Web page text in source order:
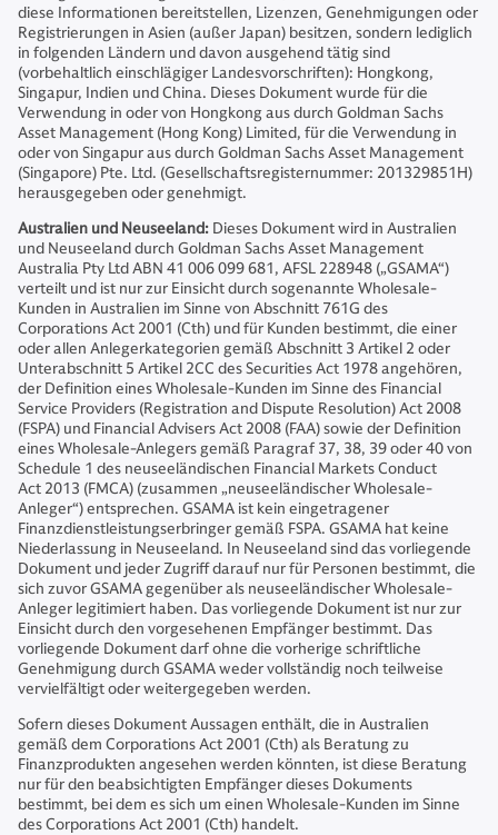
diese Informationen bereitstellen, Lizenzen, Genehmigungen oder
Registrierungen in Asien (außer Japan) besitzen, sondern lediglich
in folgenden Ländern und davon ausgehend tätig sind
(vorbehaltlich einschlägiger Landesvorschriften): Hongkong,
Singapur, Indien und China. Dieses Dokument wurde für die
Verwendung in oder von Hongkong aus durch Goldman Sachs
Asset Management (Hong Kong) Limited, für die Verwendung in
oder von Singapur aus durch Goldman Sachs Asset Management
(Singapore) Pte. Ltd. (Gesellschaftsregisternummer: 201329851H)
herausgegeben oder genehmigt.
Australien und Neuseeland: Dieses Dokument wird in Australien
und Neuseeland durch Goldman Sachs Asset Management
Australia Pty Ltd ABN 41 006 099 681, AFSL 228948 („GSAMA“)
verteilt und ist nur zur Einsicht durch sogenannte Wholesale-
Kunden in Australien im Sinne von Abschnitt 761G des
Corporations Act 2001 (Cth) und für Kunden bestimmt, die einer
oder allen Anlegerkategorien gemäß Abschnitt 3 Artikel 2 oder
Unterabschnitt 5 Artikel 2CC des Securities Act 1978 angehören,
der Definition eines Wholesale-Kunden im Sinne des Financial
Service Providers (Registration and Dispute Resolution) Act 2008
(FSPA) und Financial Advisers Act 2008 (FAA) sowie der Definition
eines Wholesale-Anlegers gemäß Paragraf 37, 38, 39 oder 40 von
Schedule 1 des neuseeländischen Financial Markets Conduct
Act 2013 (FMCA) (zusammen „neuseeländischer Wholesale-
Anleger“) entsprechen. GSAMA ist kein eingetragener
Finanzdienstleistungserbringer gemäß FSPA. GSAMA hat keine
Niederlassung in Neuseeland. In Neuseeland sind das vorliegende
Dokument und jeder Zugriff darauf nur für Personen bestimmt, die
sich zuvor GSAMA gegenüber als neuseeländischer Wholesale-
Anleger legitimiert haben. Das vorliegende Dokument ist nur zur
Einsicht durch den vorgesehenen Empfänger bestimmt. Das
vorliegende Dokument darf ohne die vorherige schriftliche
Genehmigung durch GSAMA weder vollständig noch teilweise
vervielfältigt oder weitergegeben werden.
Sofern dieses Dokument Aussagen enthält, die in Australien
gemäß dem Corporations Act 2001 (Cth) als Beratung zu
Finanzprodukten angesehen werden könnten, ist diese Beratung
nur für den beabsichtigten Empfänger dieses Dokuments
bestimmt, bei dem es sich um einen Wholesale-Kunden im Sinne
des Corporations Act 2001 (Cth) handelt.